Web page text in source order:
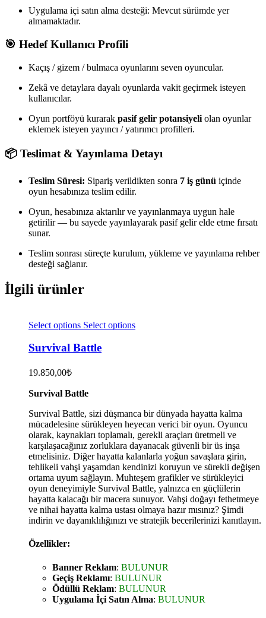
Uygulama içi satın alma desteği: Mevcut sürümde yer
almamaktadır.
🎯 Hedef Kullanıcı Profili
Kaçış / gizem / bulmaca oyunlarını seven oyuncular.
Zekâ ve detaylara dayalı oyunlarda vakit geçirmek isteyen
kullanıcılar.
Oyun portföyü kurarak pasif gelir potansiyeli olan oyunlar
eklemek isteyen yayıncı / yatırımcı profilleri.
📦 Teslimat & Yayınlama Detayı
Teslim Süresi: Sipariş verildikten sonra 7 iş günü içinde
oyun hesabınıza teslim edilir.
Oyun, hesabınıza aktarılır ve yayınlanmaya uygun hale
getirilir — bu sayede yayınlayarak pasif gelir elde etme fırsatı
sunar.
Teslim sonrası süreçte kurulum, yükleme ve yayınlama rehber
desteği sağlanır.
İlgili ürünler
Select options Select options
Survival Battle
19.850,00₺
Survival Battle
Survival Battle, sizi düşmanca bir dünyada hayatta kalma
mücadelesine sürükleyen heyecan verici bir oyun. Oyuncu
olarak, kaynakları toplamalı, gerekli araçları üretmeli ve
karşılaşacağınız zorluklara dayanacak güvenli bir üs inşa
etmelisiniz. Diğer hayatta kalanlarla yoğun savaşlara girin,
tehlikeli vahşi yaşamdan kendinizi koruyun ve sürekli değişen
ortama uyum sağlayın. Muhteşem grafikler ve sürükleyici
oyun deneyimiyle Survival Battle, yalnızca en güçlülerin
hayatta kalacağı bir macera sunuyor. Vahşi doğayı fethetmeye
ve nihai hayatta kalma ustası olmaya hazır mısınız? Şimdi
indirin ve dayanıklılığınızı ve stratejik becerilerinizi kanıtlayın.
Özellikler:
Banner Reklam: BULUNUR
Geçiş Reklamı: BULUNUR
Ödüllü Reklam: BULUNUR
Uygulama İçi Satın Alma: BULUNUR